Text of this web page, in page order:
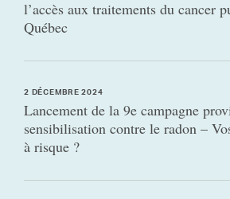
l’accès aux traitements du cancer
Québec
2 DÉCEMBRE 2024
Lancement de la 9e campagne
sensibilisation contre le radon –
à risque ?